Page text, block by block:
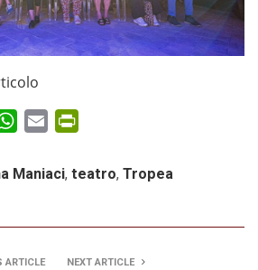
WhatsApp
Email
Maniaci, teatro, Tropea
ARTICLE NEXT ARTICLE